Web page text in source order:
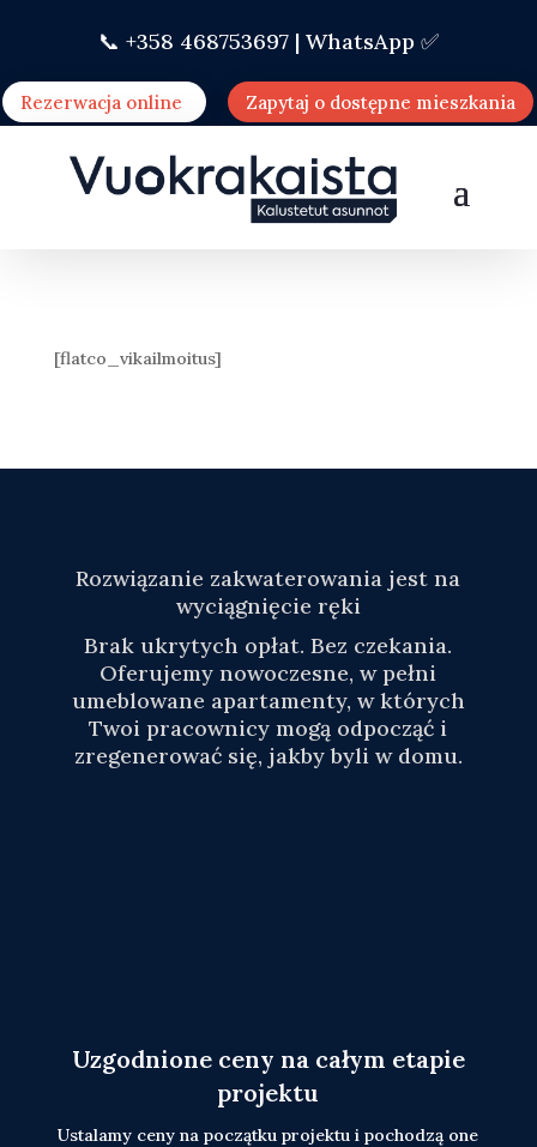
📞 +358 468753697 | WhatsApp ✅
Rezerwacja online Zapytaj o dostępne mieszkania
[flatco_vikailmoitus]
Rozwiązanie zakwaterowania jest na
wyciągnięcie ręki
Brak ukrytych opłat. Bez czekania.
Oferujemy nowoczesne, w pełni
umeblowane apartamenty, w których
Twoi pracownicy mogą odpocząć i
zregenerować się, jakby byli w domu.
Uzgodnione ceny na całym etapie
projektu
Ustalamy ceny na początku projektu i pochodzą one